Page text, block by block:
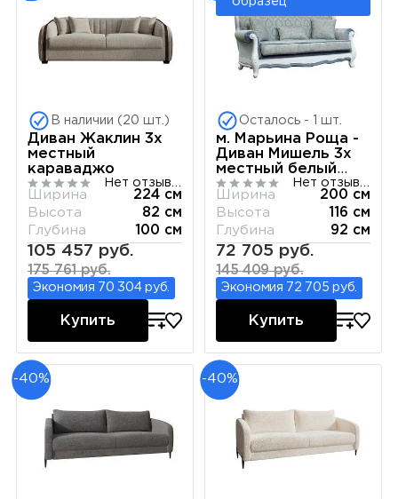
В наличии (20 шт.)
Диван Жаклин 3х
местный
караваджо
Ширина
224 см
Высота
82 см
Глубина
100 см
105 457 руб.
175 761 руб.
Экономия 70 304 руб.
Купить
Осталось - 1 шт.
м. Марьина Роща -
Диван Мишель 3х
местный белый
матовый
Ширина
200 см
Высота
116 см
Глубина
92 см
72 705 руб.
145 409 руб.
Экономия 72 705 руб.
Купить
-40% -40%